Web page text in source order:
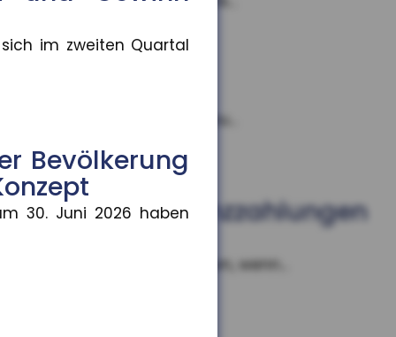
im zweiten Quartal
Bevölkerung
30. Juni 2026 haben
Dieser wird schrittweise au...
bei Kulanzzahlungen
Regress nehmen können, wenn...